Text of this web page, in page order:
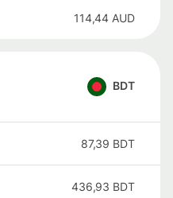
114,44 AUD
BDT
87,39 BDT
436,93 BDT